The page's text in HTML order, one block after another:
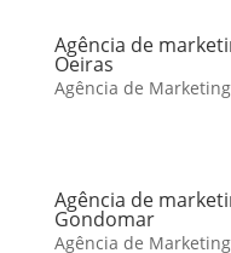
Agência de
Oeiras
Agência de
Agência de
Gondomar
Agência de